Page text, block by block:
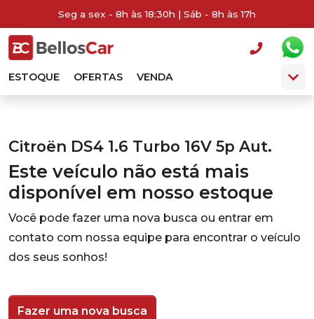
Seg a sex - 8h às 18:30h | Sáb - 8h às 17h
ESTOQUE OFERTAS VENDA
Citroën DS4 1.6 Turbo 16V 5p Aut.
Este veículo não está mais
disponível em nosso estoque
Você pode fazer uma nova busca ou entrar em
contato com nossa equipe para encontrar o veículo
dos seus sonhos!
Fazer uma nova busca